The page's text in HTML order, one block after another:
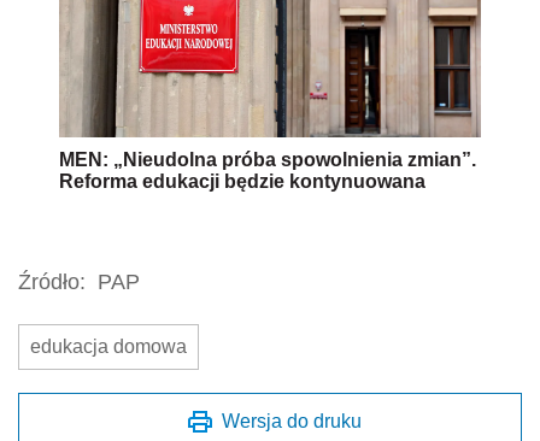
MEN: „Nieudolna próba spowolnienia zmian”.
Reforma edukacji będzie kontynuowana
Źródło: PAP
edukacja domowa
Wersja do druku